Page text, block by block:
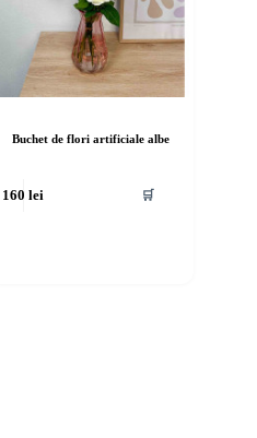
Buchet de flori artificiale albe
160lei 🛒